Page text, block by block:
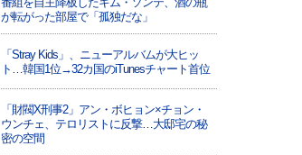
が転がった部屋で「孤独だな」
「Stray Kids」、ニューアルバムが大ヒッ
ト…韓国1位→32カ国のiTunesチャート首位
「財閥X刑事2」アン・ボヒョン×チョン・
ウンチェ、テロリストに反撃…大邸宅の秘
密の空間